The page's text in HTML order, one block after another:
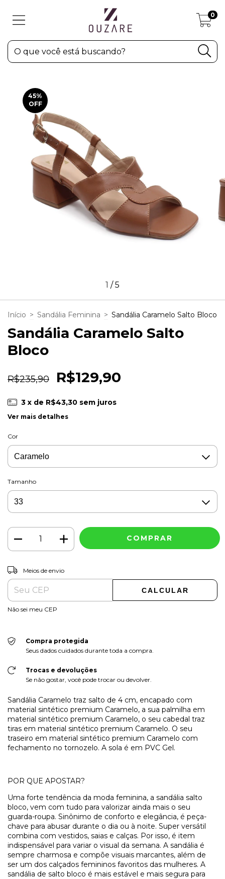
0
45%
OFF
1 /5
Início > Sandália Feminina > Sandália Caramelo Salto Bloco
Sandália Caramelo Salto
Bloco
R$235,90 R$129,90
3 x de R$43,30 sem juros
Ver mais detalhes
Cor
Tamanho
Entregas para o CEP:
Meios de envio
CALCULAR
Não sei meu CEP
Compra protegida
Seus dados cuidados durante toda a compra.
Trocas e devoluções
Se não gostar, você pode trocar ou devolver.
Sandália Caramelo traz salto de 4 cm, encapado com
material sintético premium Caramelo, a sua palmilha em
material sintético premium Caramelo, o seu cabedal traz
tiras em material sintético premium Caramelo. O seu
traseiro em material sintético premium Caramelo com
fechamento no tornozelo. A sola é em PVC Gel.
POR QUE APOSTAR?
Uma forte tendência da moda feminina, a sandália salto
bloco, vem com tudo para valorizar ainda mais o seu
guarda-roupa. Sinônimo de conforto e elegância, é peça-
chave para abusar durante o dia ou à noite. Super versátil
combina com vestidos, saias e calças. Por isso, é item
indispensável para variar o visual da semana. A sandália é
sempre charmosa e compõe visuais marcantes, além de
ser um dos calçados femininos favoritos das mulheres. A
sandália de salto bloco é mais estável e mais segura para